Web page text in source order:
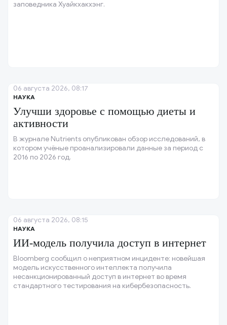
заповедника Хуайкхакхэнг.
НАУКА
Улучши здоровье с помощью диеты и
активности
В журнале Nutrients опубликован обзор исследований, в
котором учёные проанализировали данные за период с
2016 по 2026 год.
06 августа 2026, 08:17
НАУКА
ИИ-модель получила доступ в интернет
Bloomberg сообщил о неприятном инциденте: новейшая
модель искусственного интеллекта получила
несанкционированный доступ в интернет во время
стандартного тестирования на кибербезопасность.
06 августа 2026, 08:15